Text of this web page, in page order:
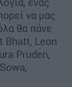
να μας
θα πάνε
Bhatt, Leon
Pruden,